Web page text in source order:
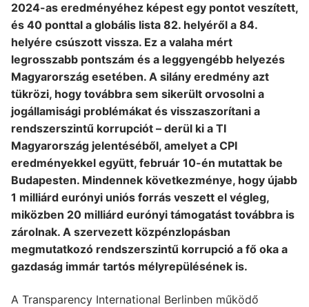
2024-as eredményéhez képest egy pontot veszített,
és 40 ponttal a globális lista 82. helyéről a 84.
helyére csúszott vissza. Ez a valaha mért
legrosszabb pontszám és a leggyengébb helyezés
Magyarország esetében. A silány eredmény azt
tükrözi, hogy továbbra sem sikerült orvosolni a
jogállamisági problémákat és visszaszorítani a
rendszerszintű korrupciót – derül ki a TI
Magyarország jelentéséből, amelyet a CPI
eredményekkel együtt, február 10-én mutattak be
Budapesten. Mindennek következménye, hogy újabb
1 milliárd eurónyi uniós forrás veszett el végleg,
miközben 20 milliárd eurónyi támogatást továbbra is
zárolnak. A szervezett közpénzlopásban
megmutatkozó rendszerszintű korrupció a fő oka a
gazdaság immár tartós mélyrepülésének is.
A Transparency International Berlinben működő